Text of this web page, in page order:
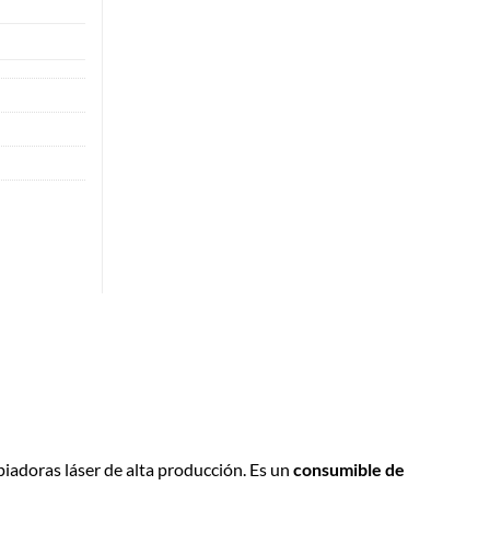
láser de alta producción. Es un consumible de